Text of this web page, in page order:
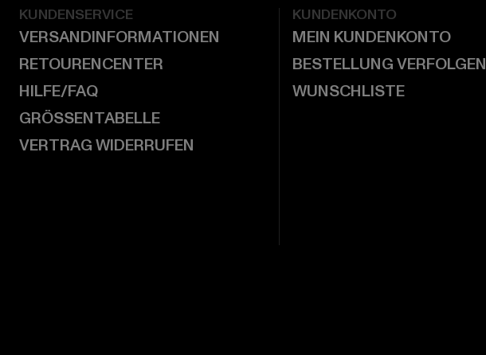
KUNDENSERVICE
VERSANDINFORMATIONEN
RETOURENCENTER
HILFE/FAQ
GRÖSSENTABELLE
VERTRAG WIDERRUFEN
KUNDENKONTO
MEIN KUNDENKONTO
BESTELLUNG VERFOLGEN
WUNSCHLISTE